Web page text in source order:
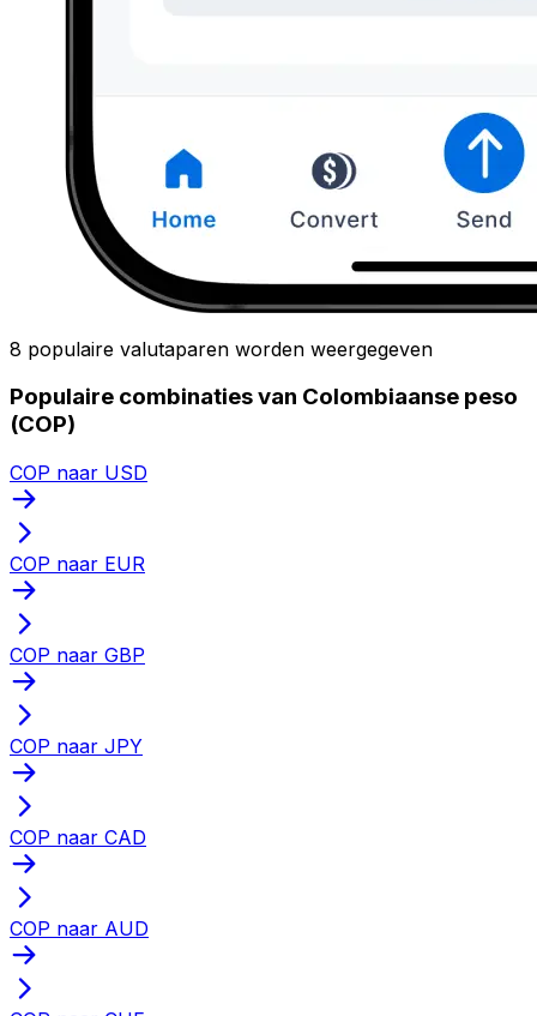
8 populaire valutaparen worden weergegeven
Populaire combinaties van Colombiaanse peso
(COP)
COP naar USD
COP naar EUR
COP naar GBP
COP naar JPY
COP naar CAD
COP naar AUD